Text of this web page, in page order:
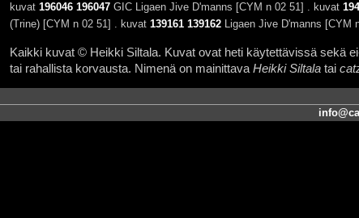
kuvat 196046 196047GIC Ligaen Jive D'manns [CYM n 02 51] . kuvat
(Trine) [CYM n 02 51] . kuvat 139161 139162Ligaen Jive D'manns [CYM
Kaikki kuvat © Heikki Siltala. Kuvat ovat heti käytettävissä sekä
tai rahallista korvausta. Nimenä on mainittava Heikki Siltalatai